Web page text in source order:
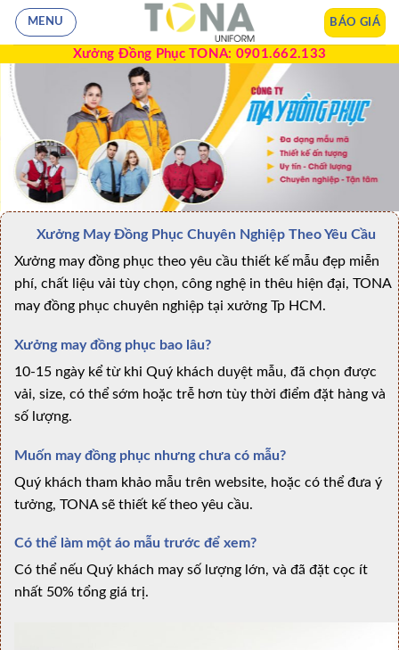
MENU BÁO GIÁ
Xưởng Đồng Phục TONA: 0901.662.133
Xưởng May Đồng Phục Chuyên Nghiệp Theo Yêu Cầu
Xưởng may đồng phục theo yêu cầu thiết kế mẫu đẹp miễn
phí, chất liệu vải tùy chọn, công nghệ in thêu hiện đại, TONA
may đồng phục chuyên nghiệp tại xưởng Tp HCM.
Xưởng may đồng phục bao lâu?
10-15 ngày kể từ khi Quý khách duyệt mẫu, đã chọn được
vải, size, có thể sớm hoặc trễ hơn tùy thời điểm đặt hàng và
số lượng.
Muốn may đồng phục nhưng chưa có mẫu?
Quý khách tham khảo mẫu trên website, hoặc có thể đưa ý
tưởng, TONA sẽ thiết kế theo yêu cầu.
Có thể làm một áo mẫu trước để xem?
Có thể nếu Quý khách may số lượng lớn, và đã đặt cọc ít
nhất 50% tổng giá trị.